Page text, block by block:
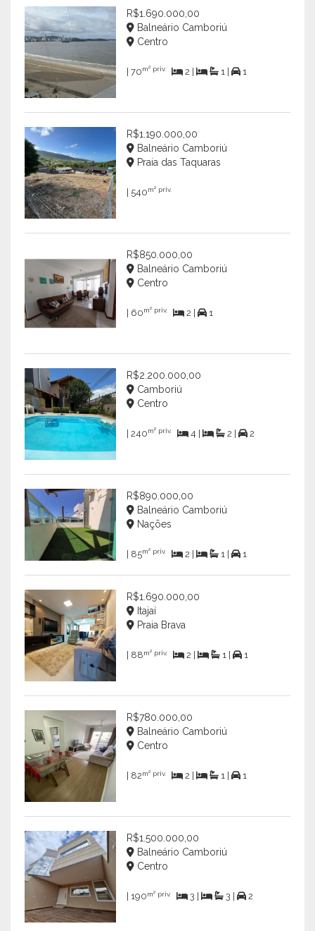
R$1.690.000,00
Balneário Camboriú
Centro
| 70m² priv. 2 | 1 | 1
R$1.190.000,00
Balneário Camboriú
Praia das Taquaras
| 540m² priv.
R$850.000,00
Balneário Camboriú
Centro
| 60m² priv. 2 | 1
R$2.200.000,00
Camboriú
Centro
| 240m² priv. 4 | 2 | 2
R$890.000,00
Balneário Camboriú
Nações
| 85m² priv. 2 | 1 | 1
R$1.690.000,00
Itajaí
Praia Brava
| 88m² priv. 2 | 1 | 1
R$780.000,00
Balneário Camboriú
Centro
| 82m² priv. 2 | 1 | 1
R$1.500.000,00
Balneário Camboriú
Centro
| 190m² priv. 3 | 3 | 2